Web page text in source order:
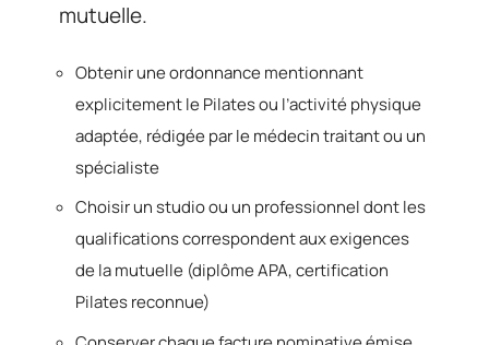
mutuelle.
Obtenir une ordonnance mentionnant
explicitement le Pilates ou l’activité physique
adaptée, rédigée par le médecin traitant ou un
spécialiste
Choisir un studio ou un professionnel dont les
qualifications correspondent aux exigences
de la mutuelle (diplôme APA, certification
Pilates reconnue)